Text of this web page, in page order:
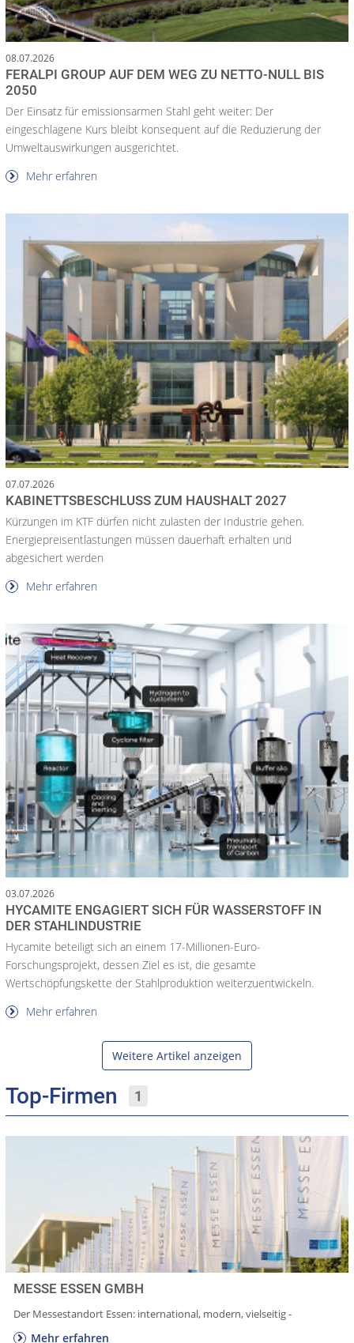
08.07.2026
FERALPI GROUP AUF DEM WEG ZU NETTO-NULL BIS
2050
Der Einsatz für emissionsarmen Stahl geht weiter: Der
eingeschlagene Kurs bleibt konsequent auf die Reduzierung der
Umweltauswirkungen ausgerichtet.
Mehr erfahren
07.07.2026
KABINETTSBESCHLUSS ZUM HAUSHALT 2027
Kürzungen im KTF dürfen nicht zulasten der Industrie gehen.
Energiepreisentlastungen müssen dauerhaft erhalten und
abgesichert werden
Mehr erfahren
03.07.2026
HYCAMITE ENGAGIERT SICH FÜR WASSERSTOFF IN
DER STAHLINDUSTRIE
Hycamite beteiligt sich an einem 17-Millionen-Euro-
Forschungsprojekt, dessen Ziel es ist, die gesamte
Wertschöpfungskette der Stahlproduktion weiterzuentwickeln.
Mehr erfahren
Weitere Artikel anzeigen
Top-Firmen 1
MESSE ESSEN GMBH
Der Messestandort Essen: international, modern, vielseitig -
Mehr erfahren